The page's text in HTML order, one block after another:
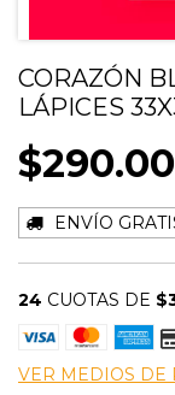
CORAZÓN
LÁPICES
ENVÍO
24 CUOTAS DE
VER MEDIOS DE